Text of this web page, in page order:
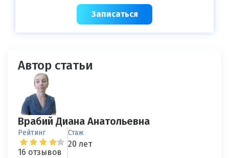
Записаться
Автор статьи
Врабий Диана Анатольевна
Рейтинг
16 отзывов
Стаж
20 лет